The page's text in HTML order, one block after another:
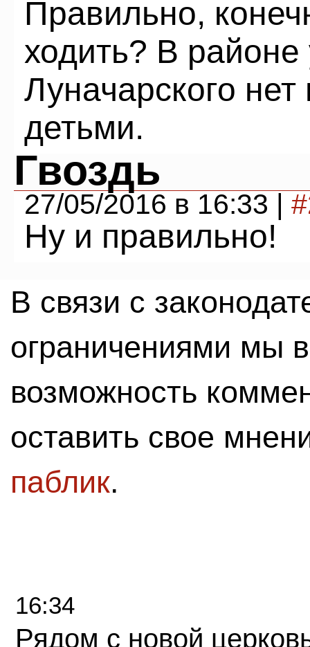
Правильно,
ходить? В
Луначарского
детьми.
Гвоздь
27/05/2016 в 16:33 |
Ну и правильно!
В связи с
ограничениями мы
возможность
оставить свое
паблик.
16:34
Рядом с новой